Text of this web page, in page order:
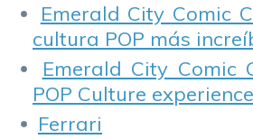
Emerald City Comic
cultura POP más
Emerald City Comic
POP Culture
Ferrari